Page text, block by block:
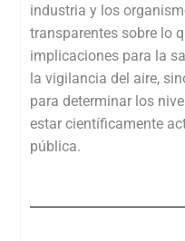
industria y los
transparentes sobre lo
implicaciones para la
la vigilancia del aire,
para determinar los
estar científicamente
pública.